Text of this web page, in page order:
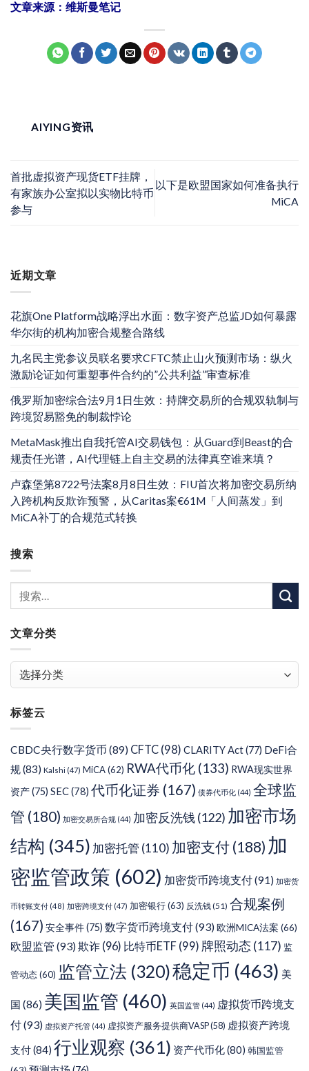
近期文章
花旗One Platform战略浮出水面：数字资产总监JD如何暴露
华尔街的机构加密合规整合路线
九名民主党参议员联名要求CFTC禁止山火预测市场：纵火
激励论证如何重塑事件合约的”公共利益”审查标准
俄罗斯加密综合法9月1日生效：持牌交易所的合规双轨制与
跨境贸易豁免的制裁悖论
MetaMask推出自我托管AI交易钱包：从Guard到Beast的合
规责任光谱，AI代理链上自主交易的法律真空谁来填？
卢森堡第8722号法案8月8日生效：FIU首次将加密交易所纳
入跨机构反欺诈预警，从Caritas案€61M「人间蒸发」到
MiCA补丁的合规范式转换
搜索
文章分类
类
标签云
CBDC央行数字货币 (89) CFTC (98) CLARITY Act(77) DeFi合
规(83) Kalshi (47) MiCA(62) RWA代币化 (133) RWA现实世界
资产(75) SEC(78) 代币化证券 (167) 债券代币化 (44) 全球监
管 (180) 加密交易所合规 (44) 加密反洗钱 (122) 加密市场
结构 (345) 加密托管 (110) 加密支付 (188) 加
密监管政策 (602) 加密货币跨境支付(91) 加密货
币转账支付 (48) 加密跨境支付 (47) 加密银行(63) 反洗钱(51) 合规案例
(167) 安全事件(75) 数字货币跨境支付(93)欧洲MICA法案 (66)
欧盟监管 (93)欺诈 (96) 比特币ETF (99) 牌照动态 (117) 监
管动态(60) 监管立法 (320)稳定币 (463) 美
国 (86) 美国监管 (460) 英国监管 (44) 虚拟货币跨境支
付(93) 虚拟资产托管 (44) 虚拟资产服务提供商VASP(58) 虚拟资产跨境
支付(84) 行业观察 (361) 资产代币化(80) 韩国监管
文章来源：维斯曼笔记
AIYING资讯
首批虚拟资产现货ETF挂牌，
有家族办公室拟以实物比特币
参与
以下是欧盟国家如何准备执行
MiCA